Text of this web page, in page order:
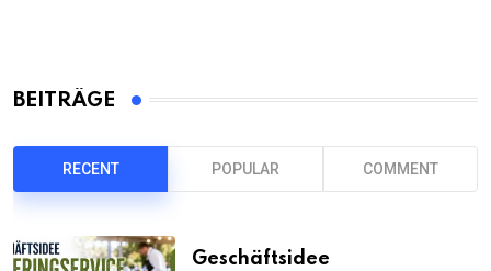
BEITRÄGE
RECENT POPULAR COMMENT
Geschäftsidee